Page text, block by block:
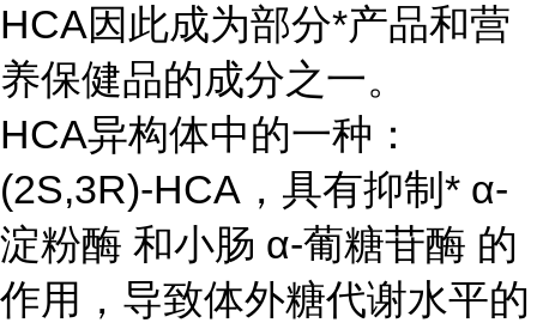
HCA因此成为部分*产品和营
养保健品的成分之一。
HCA异构体中的一种：
(2S,3R)-HCA，具有抑制* α-
淀粉酶 和小肠 α-葡糖苷酶 的
作用，导致体外糖代谢水平的